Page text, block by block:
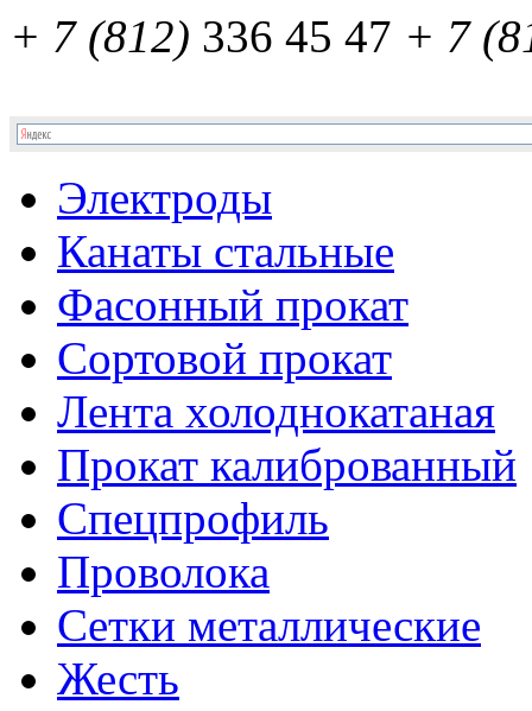
+ 7 (812) 336 45 47 + 7
Электроды
Канаты стальные
Фасонный прокат
Сортовой прокат
Лента холоднокатаная
Прокат калиброванный
Спецпрофиль
Проволока
Сетки металлические
Жесть